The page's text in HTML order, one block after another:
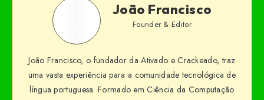
João Francisco
Founder & Editor
João Francisco, o fundador da Ativado e Crackeado, traz
uma vasta experiência para a comunidade tecnológica de
língua portuguesa. Formado em Ciência da Computação